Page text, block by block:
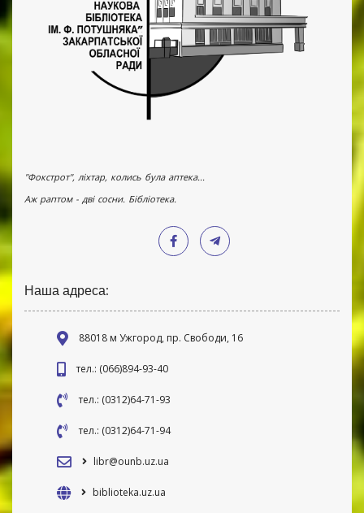
"Фокстрот", ліхтар, колись була аптека...
Аж раптом - дві сосни. Бібліотека.
Наша адреса:
88018 м Ужгород, пр. Свободи, 16
тел.: (066)894-93-40
тел.: (0312)64-71-93
тел.: (0312)64-71-94
libr@ounb.uz.ua
biblioteka.uz.ua